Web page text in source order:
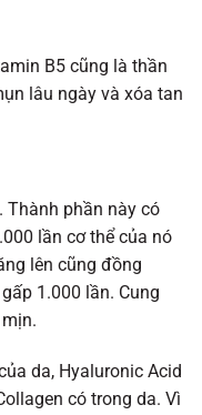
B5 cũng là thần
lâu ngày và xóa tan
Thành phần này có
lần cơ thể của nó
lên cũng đồng
1.000 lần. Cung
da, Hyaluronic Acid
có trong da. Vì